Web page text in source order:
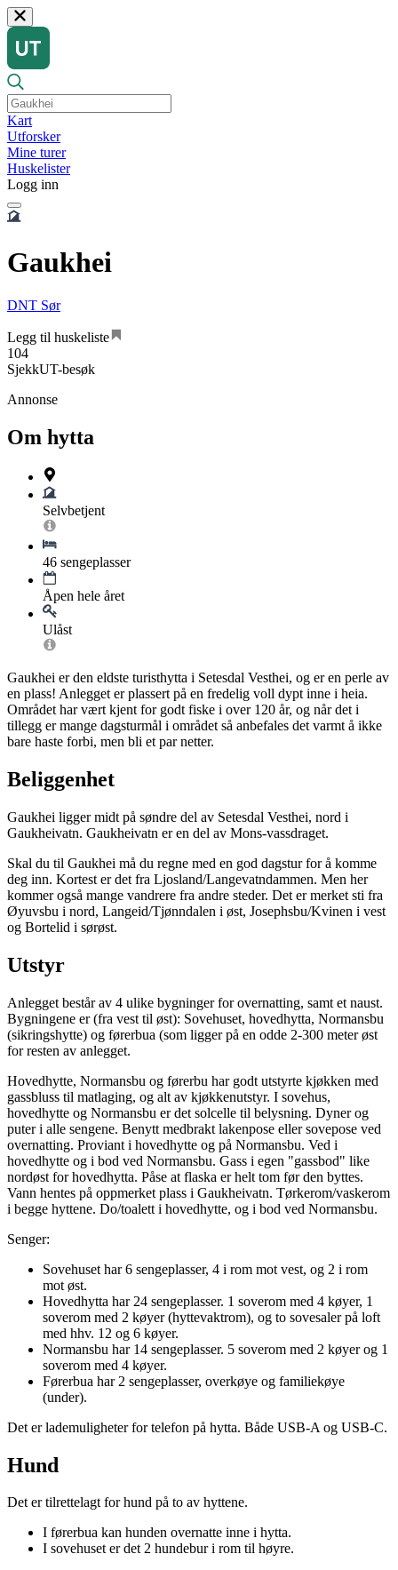
Kart
Utforsker
Mine turer
Huskelister
Logg inn
Gaukhei
DNT Sør
Legg til huskeliste
104
SjekkUT-besøk
Annonse
Om hytta
Selvbetjent
46 sengeplasser
Åpen hele året
Ulåst
Gaukhei er den eldste turisthytta i Setesdal Vesthei, og er en perle av
en plass! Anlegget er plassert på en fredelig voll dypt inne i heia.
Området har vært kjent for godt fiske i over 120 år, og når det i
tillegg er mange dagsturmål i området så anbefales det varmt å ikke
bare haste forbi, men bli et par netter.
Beliggenhet
Gaukhei ligger midt på søndre del av Setesdal Vesthei, nord i
Gaukheivatn. Gaukheivatn er en del av Mons-vassdraget.
Skal du til Gaukhei må du regne med en god dagstur for å komme
deg inn. Kortest er det fra Ljosland/Langevatndammen. Men her
kommer også mange vandrere fra andre steder. Det er merket sti fra
Øyuvsbu i nord, Langeid/Tjønndalen i øst, Josephsbu/Kvinen i vest
og Bortelid i sørøst.
Utstyr
Anlegget består av 4 ulike bygninger for overnatting, samt et naust.
Bygningene er (fra vest til øst): Sovehuset, hovedhytta, Normansbu
(sikringshytte) og førerbua (som ligger på en odde 2-300 meter øst
for resten av anlegget.
Hovedhytte, Normansbu og førerbu har godt utstyrte kjøkken med
gassbluss til matlaging, og alt av kjøkkenutstyr. I sovehus,
hovedhytte og Normansbu er det solcelle til belysning. Dyner og
puter i alle sengene. Benytt medbrakt lakenpose eller sovepose ved
overnatting. Proviant i hovedhytte og på Normansbu. Ved i
hovedhytte og i bod ved Normansbu. Gass i egen "gassbod" like
nordøst for hovedhytta. Påse at flaska er helt tom før den byttes.
Vann hentes på oppmerket plass i Gaukheivatn. Tørkerom/vaskerom
i begge hyttene. Do/toalett i hovedhytte, og i bod ved Normansbu.
Senger:
Sovehuset har 6 sengeplasser, 4 i rom mot vest, og 2 i rom
mot øst.
Hovedhytta har 24 sengeplasser. 1 soverom med 4 køyer, 1
soverom med 2 køyer (hyttevaktrom), og to sovesaler på loft
med hhv. 12 og 6 køyer.
Normansbu har 14 sengeplasser. 5 soverom med 2 køyer og 1
soverom med 4 køyer.
Førerbua har 2 sengeplasser, overkøye og familiekøye
(under).
Det er lademuligheter for telefon på hytta. Både USB-A og USB-C.
Hund
Det er tilrettelagt for hund på to av hyttene.
I førerbua kan hunden overnatte inne i hytta.
I sovehuset er det 2 hundebur i rom til høyre.